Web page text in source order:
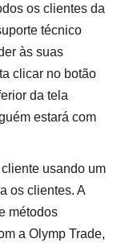
os clientes da
técnico
às suas
clicar no botão
da tela
estará com
usando um
os clientes. A
métodos
a Olymp Trade,